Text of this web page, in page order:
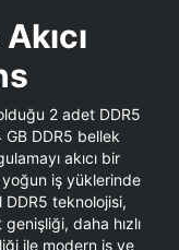
2 adet DDR5
DDR5 bellek
akıcı bir
yoğun iş yüklerinde
teknolojisi,
daha hızlı
ile modern iş ve